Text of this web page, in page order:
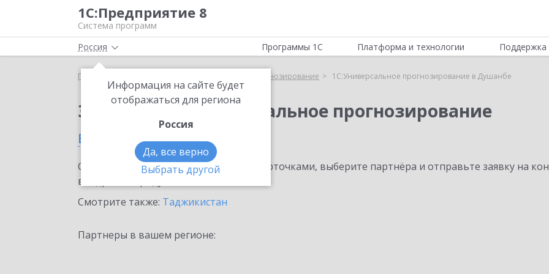
1С:Предприятие 8
Система программ
Россия
Информация на сайте будет
отображаться для региона
Россия
Да, все верно
Выбрать другой
Программы 1С Платформа и технологии Поддержка
Главная 1С:Универсальное прогнозирование 1С:Универсальное прогнозирование в Душанбе
Заказать 1С:Универсальное прогнозирование
в Душанбе
Ознакомьтесь с информационными карточками, выберите партнёра и отправьте заявку на
внедрение продукта.
Смотрите также: Таджикистан
Партнеры в вашем регионе: